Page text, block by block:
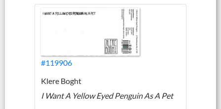
#119906
Klere Boght
I Want A Yellow Eyed Penguin As A Pet